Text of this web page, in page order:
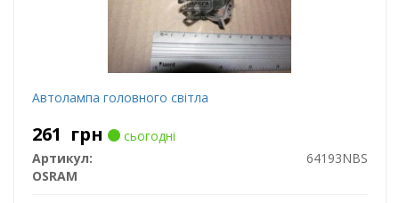
Автолампа головного світла
261 грн
сьогодні
Артикул:
64193NBS
OSRAM